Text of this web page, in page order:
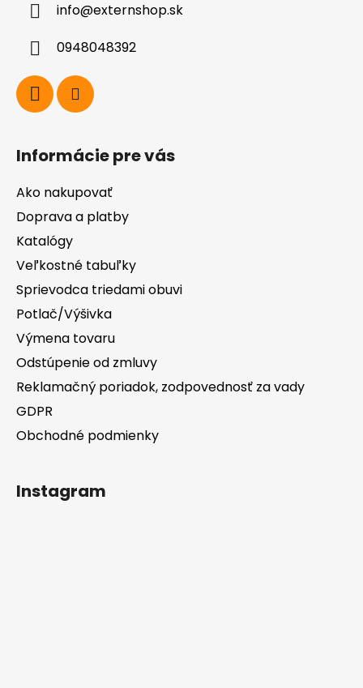
info@externshop.sk
0948048392
Informácie pre vás
Ako nakupovať
Doprava a platby
Katalógy
Veľkostné tabuľky
Sprievodca triedami obuvi
Potlač/Výšivka
Výmena tovaru
Odstúpenie od zmluvy
Reklamačný poriadok, zodpovednosť za vady
GDPR
Obchodné podmienky
Instagram